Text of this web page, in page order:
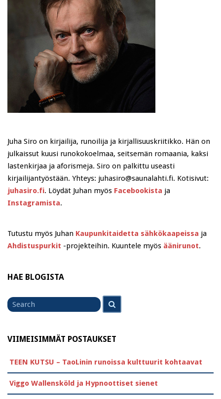
Juha Siro on kirjailija, runoilija ja kirjallisuuskriitikko. Hän on
julkaissut kuusi runokokoelmaa, seitsemän romaania, kaksi
lastenkirjaa ja aforismeja. Siro on palkittu useasti
kirjailijantyöstään. Yhteys: juhasiro@saunalahti.fi. Kotisivut:
juhasiro.fi. Löydät Juhan myös Facebookista ja
Instagramista.
Tutustu myös Juhan Kaupunkitaidetta sähkökaapeissa ja
Ahdistuspurkit -projekteihin. Kuuntele myös äänirunot.
HAE BLOGISTA
Search
for
VIIMEISIMMÄT POSTAUKSET
TEEN KUTSU – TaoLinin runoissa kulttuurit kohtaavat
Viggo Wallensköld ja Hypnoottiset sienet